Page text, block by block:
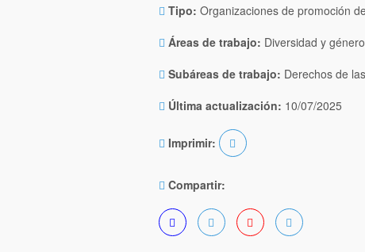
Tipo: Organizaciones de promoción
Áreas de trabajo: Diversidad y
Subáreas de trabajo: Derechos de
Última actualización: 10/07/2025
Imprimir:
Compartir: